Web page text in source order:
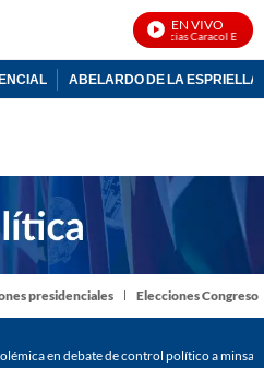
EN VIVO
Noticias Caracol En Vivo
ABELARDO DE LA ESPRIELLA
presidenciales Elecciones Congreso
en debate de control político a